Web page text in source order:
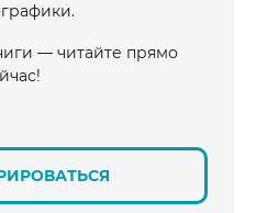
— читайте прямо